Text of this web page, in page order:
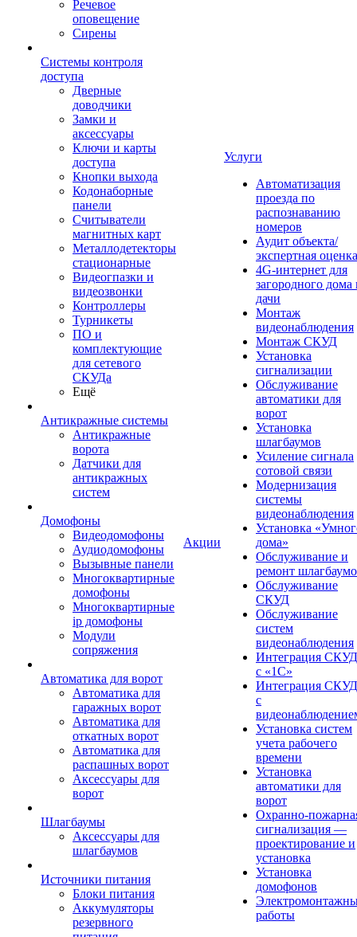
Речевое
оповещение
Сирены
Системы контроля
доступа
Дверные
доводчики
Замки и
аксессуары
Ключи и карты
доступа
Кнопки выхода
Кодонаборные
панели
Считыватели
магнитных карт
Металлодетекторы
стационарные
Видеогпазки и
видеозвонки
Контроллеры
Турникеты
ПО и
комплектующие
для сетевого
СКУДа
Ещё
Антикражные системы
Антикражные
ворота
Датчики для
антикражных
систем
Домофоны
Видеодомофоны
Аудиодомофоны
Вызывные панели
Многоквартирные
домофоны
Многоквартирные
ip домофоны
Модули
сопряжения
Автоматика для ворот
Автоматика для
гаражных ворот
Автоматика для
откатных ворот
Автоматика для
распашных ворот
Аксессуары для
ворот
Шлагбаумы
Аксессуары для
шлагбаумов
Источники питания
Блоки питания
Аккумуляторы
резервного
Акции
Услуги
Автоматизация
проезда по
распознаванию
номеров
Аудит объекта/
экспертная оценка
4G-интернет для
загородного дома
дачи
Монтаж
видеонаблюдения
Монтаж СКУД
Установка
сигнализации
Обслуживание
автоматики для
ворот
Установка
шлагбаумов
Усиление сигнала
сотовой связи
Модернизация
системы
видеонаблюдения
Установка
дома»
Обслуживание и
ремонт
Обслуживание
СКУД
Обслуживание
систем
видеонаблюдения
Интеграция СКУД
с «1С»
Интеграция СКУД
с
Установка систем
учета рабочего
времени
Установка
автоматики для
ворот
Охранно-
сигнализация —
проектирование и
установка
Установка
домофонов
работы